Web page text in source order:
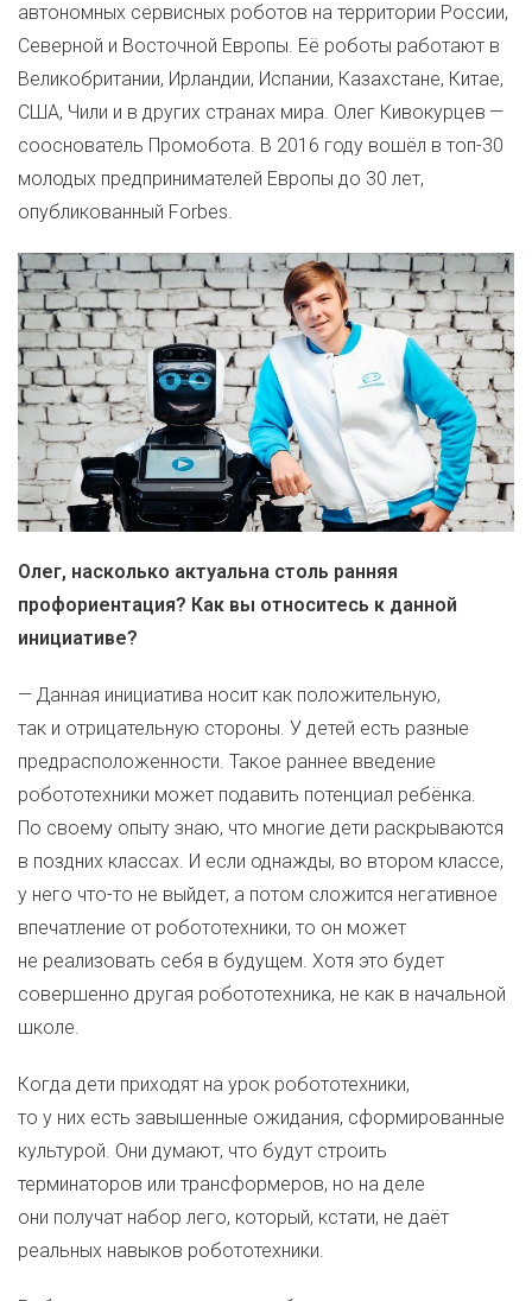
автономных сервисных роботов на территории России,
Северной и Восточной Европы. Её роботы работают в
Великобритании, Ирландии, Испании, Казахстане, Китае,
США, Чили и в других странах мира. Олег Кивокурцев —
сооснователь Промобота. В 2016 году вошёл в топ-30
молодых предпринимателей Европы до 30 лет,
опубликованный Forbes.
Олег, насколько актуальна столь ранняя
профориентация? Как вы относитесь к данной
инициативе?
— Данная инициатива носит как положительную,
так и отрицательную стороны. У детей есть разные
предрасположенности. Такое раннее введение
робототехники может подавить потенциал ребёнка.
По своему опыту знаю, что многие дети раскрываются
в поздних классах. И если однажды, во втором классе,
у него что-то не выйдет, а потом сложится негативное
впечатление от робототехники, то он может
не реализовать себя в будущем. Хотя это будет
совершенно другая робототехника, не как в начальной
школе.
Когда дети приходят на урок робототехники,
то у них есть завышенные ожидания, сформированные
культурой. Они думают, что будут строить
терминаторов или трансформеров, но на деле
они получат набор лего, который, кстати, не даёт
реальных навыков робототехники.